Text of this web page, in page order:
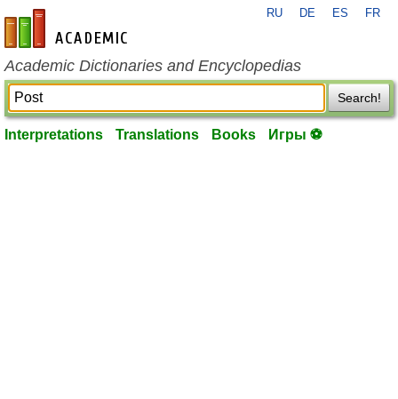
en-academic.com
RU DE ES FR
Academic Dictionaries and Encyclopedias
Search!
Interpretations Translations Books Игры ⚽